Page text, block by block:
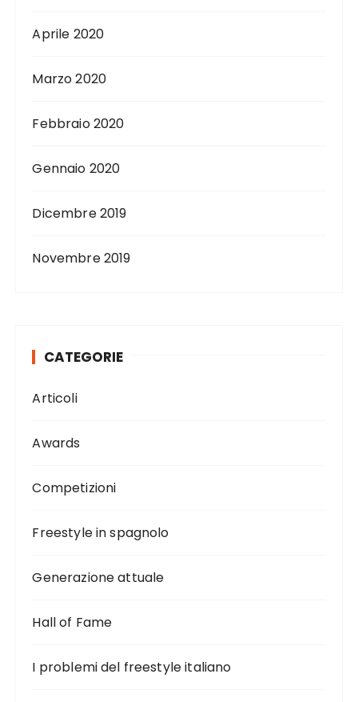
Aprile 2020
Marzo 2020
Febbraio 2020
Gennaio 2020
Dicembre 2019
Novembre 2019
CATEGORIE
Articoli
Awards
Competizioni
Freestyle in spagnolo
Generazione attuale
Hall of Fame
I problemi del freestyle italiano